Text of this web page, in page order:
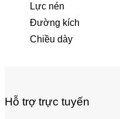
Lực nén
Đường kích
Chiều dày
Hỗ trợ trực tuyến